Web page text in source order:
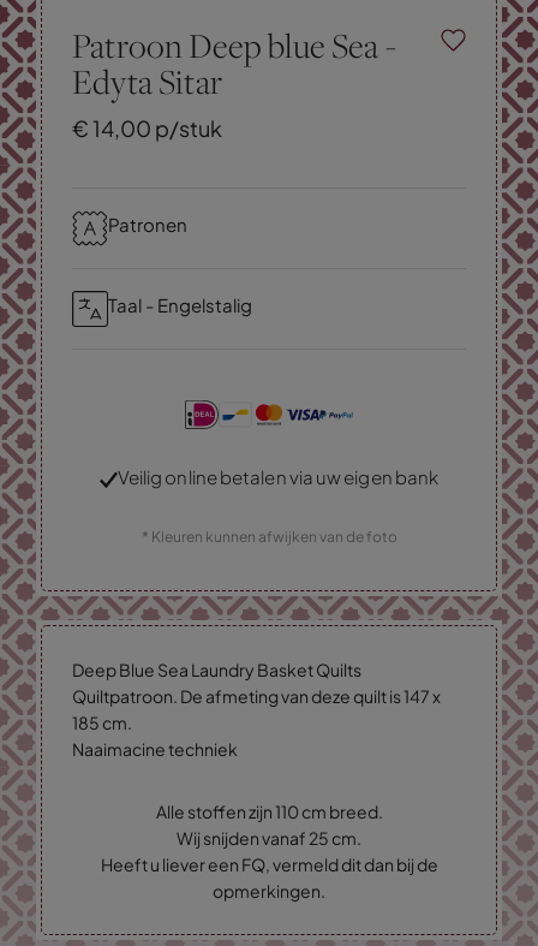
Patroon Deep blue Sea -
Edyta Sitar
€14,00 p/stuk
Patronen
Taal - Engelstalig
Veilig online betalen via uw eigen bank
* Kleuren kunnen afwijken van de foto
Deep Blue Sea Laundry Basket Quilts
Quiltpatroon. De afmeting van deze quilt is 147 x
185 cm.
Naaimacine techniek
Alle stoffen zijn 110 cm breed.
Wij snijden vanaf 25 cm.
Heeft u liever een FQ, vermeld dit dan bij de
opmerkingen.